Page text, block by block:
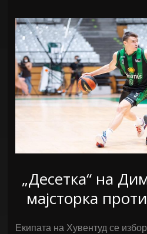
„Десетка“ на
мајсторка
Екипата на Хувентуд се